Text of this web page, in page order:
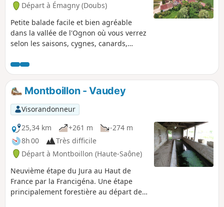
Départ à Émagny (Doubs)
Petite balade facile et bien agréable
dans la vallée de l'Ognon où vous verrez
selon les saisons, cygnes, canards,
oiseaux au bord de l'eau et des animaux
en bordure de la forêt. Hormis le
passage dans les villages, les chemins
traversent la campagne paisible,
véritable havre de paix.
Montboillon - Vaudey
Visorandonneur
25,34 km
+261 m
-274 m
8h 00
Très difficile
Départ à Montboillon (Haute-Saône)
Neuvième étape du Jura au Haut de
France par la Francigéna. Une étape
principalement forestière au départ de